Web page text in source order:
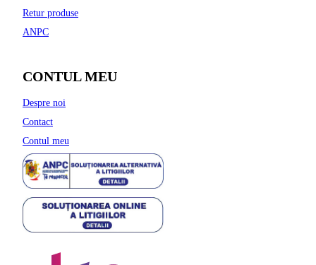
Retur produse
ANPC
CONTUL MEU
Despre noi
Contact
Contul meu